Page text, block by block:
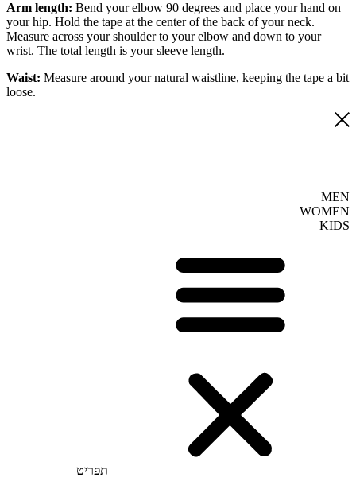
Arm length: Bend your elbow 90 degrees and place your hand on
your hip. Hold the tape at the center of the back of your neck.
Measure across your shoulder to your elbow and down to your
wrist. The total length is your sleeve length.
Waist: Measure around your natural waistline, keeping the tape a bit
loose.
MEN
WOMEN
KIDS
תפריט